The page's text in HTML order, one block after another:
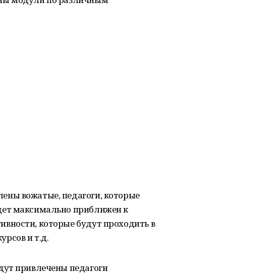
вожатые, педагоги, которые
максимально приближен к
которые будут проходить в
и т.д.
привлечены педагоги